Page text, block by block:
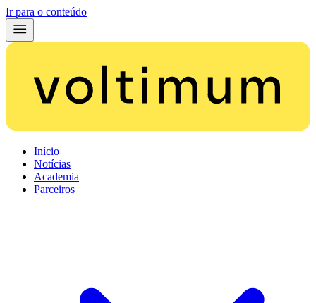
Ir para o conteúdo
Início
Notícias
Academia
Parceiros